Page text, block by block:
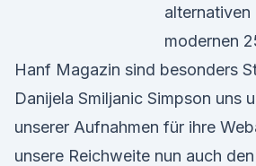
modernen
Hanf Magazin sind besonders
Danijela Smiljanic Simpson uns
unserer Aufnahmen für ihre
unsere Reichweite nun auch